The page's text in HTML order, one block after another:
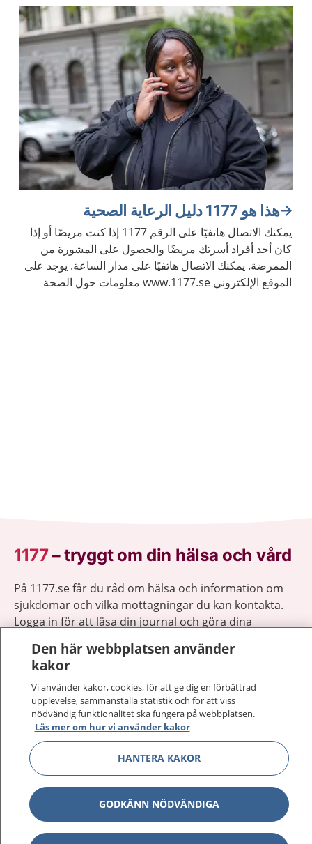
هذا هو 1177 دليل الرعاية الصحية
يمكنك الاتصال هاتفيًا على الرقم 1177 إذا كنت مريضًا أو إذا
كان أحد أفراد أسرتك مريضًا والحصول على المشورة من
الممرضة. يمكنك الاتصال هاتفيًا على مدار الساعة. يوجد على
الموقع الإلكتروني www.1177.se معلومات حول الصحة
1177–tryggt om din hälsa och vård
På 1177.se får du råd om hälsa och information om
sjukdomar och vilka mottagningar du kan kontakta.
Logga in för att läsa din journal och göra dina
sjukvårdsrådgivning dygnet runt.
1177 ger dig råd när du vill må bättre.
1177 på flera språk Show
Om 1177 Show
Kontakt Show
Den här webbplatsen använder
kakor
Vi använder kakor, cookies, för att ge dig en förbättrad
upplevelse, sammanställa statistik och för att viss
nödvändig funktionalitet ska fungera på webbplatsen.
Läs mer om hur vi använder kakor
HANTERA KAKOR
GODKÄNN NÖDVÄNDIGA